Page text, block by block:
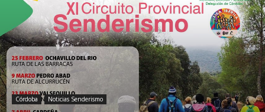
Córdoba Noticias Senderismo